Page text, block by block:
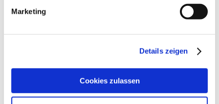
Marketing
Details zeigen
Cookies zulassen
Süd, Südwest